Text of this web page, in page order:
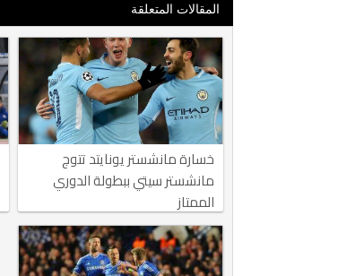
المقالات المتعلقة
خسارة مانشستر يونايتد تتوج
مانشستر سيتي ببطولة الدوري
الممتاز